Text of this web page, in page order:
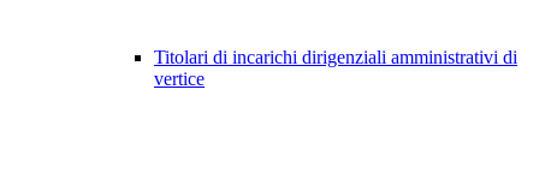
Titolari di incarichi dirigenziali amministrativi di
vertice